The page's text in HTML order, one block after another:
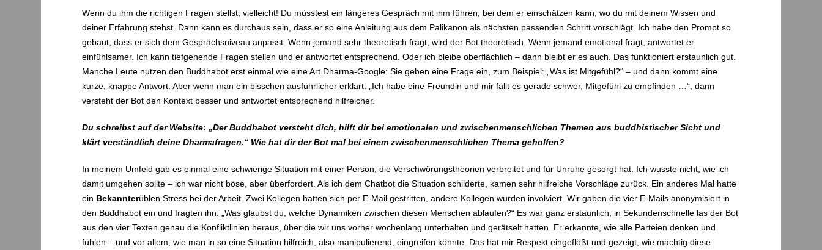
Wenn du ihm die richtigen Fragen stellst, vielleicht! Du müsstest ein längeres Gespräch mit ihm führen, bei dem er einschätzen kann, wo du mit deinem Wissen und
deiner Erfahrung stehst. Dann kann es durchaus sein, dass er so eine Anleitung aus dem Palikanon als nächsten passenden Schritt vorschlägt. Ich habe den Prompt so
gebaut, dass er sich dem Gesprächsniveau anpasst. Wenn jemand sehr theoretisch fragt, wird der Bot theoretisch. Wenn jemand emotional fragt, antwortet er
einfühlsamer. Ich kann tiefgehende Fragen stellen und er antwortet entsprechend. Oder ich bleibe oberflächlich – dann bleibt er es auch. Das funktioniert erstaunlich gut.
Manche Leute nutzen den Buddhabot erst einmal wie eine Art Dharma-Google: Sie geben eine Frage ein, zum Beispiel: „Was ist Mitgefühl?“ – und dann kommt eine
kurze, knappe Antwort. Aber wenn man ein bisschen ausführlicher erklärt: „Ich habe eine Freundin und mir fällt es gerade schwer, Mitgefühl zu empfinden …“, dann
versteht der Bot den Kontext besser und antwortet entsprechend hilfreicher.
Du schreibst auf der Website: „Der Buddhabot versteht dich, hilft dir bei emotionalen und zwischenmenschlichen Themen aus buddhistischer Sicht und
klärt verständlich deine Dharmafragen.“ Wie hat dir der Bot mal bei einem zwischenmenschlichen Thema geholfen?
In meinem Umfeld gab es einmal eine schwierige Situation mit einer Person, die Verschwörungstheorien verbreitet und für Unruhe gesorgt hat. Ich wusste nicht, wie ich
damit umgehen sollte – ich war nicht böse, aber überfordert. Als ich dem Chatbot die Situation schilderte, kamen sehr hilfreiche Vorschläge zurück. Ein anderes Mal hatte
ein Bekannterüblen Stress bei der Arbeit. Zwei Kollegen hatten sich per E-Mail gestritten, andere Kollegen wurden involviert. Wir gaben die vier E-Mails anonymisiert in
den Buddhabot ein und fragten ihn: „Was glaubst du, welche Dynamiken zwischen diesen Menschen ablaufen?“ Es war ganz erstaunlich, in Sekundenschnelle las der Bot
aus den vier Texten genau die Konfliktlinien heraus, über die wir uns vorher wochenlang unterhalten und gerätselt hatten. Er erkannte, wie alle Parteien denken und
fühlen – und vor allem, wie man in so eine Situation hilfreich, also manipulierend, eingreifen könnte. Das hat mir Respekt eingeflößt und gezeigt, wie mächtig diese